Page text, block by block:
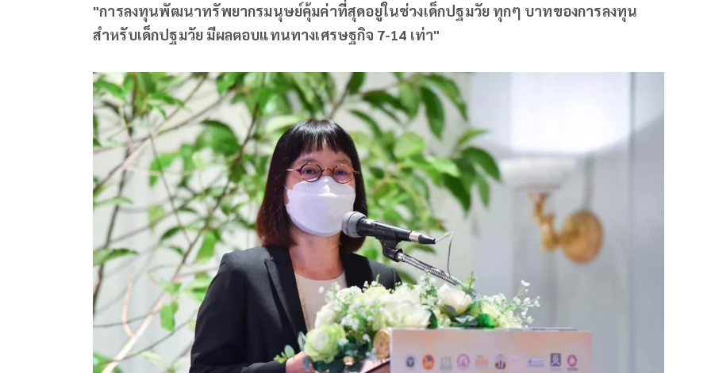
"การลงทุนพัฒนาทรัพยากรมนุษย์คุ้มค่าที่สุดอยู่ในช่วงเด็กปฐมวัย ทุกๆ บาทของการลงทุน
สำหรับเด็กปฐมวัย มีผลตอบแทนทางเศรษฐกิจ 7-14 เท่า"